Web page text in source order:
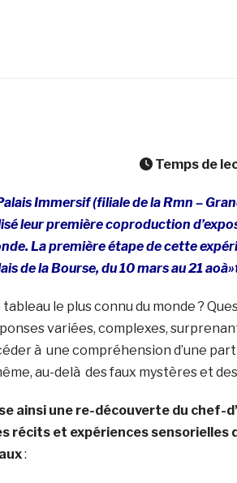
Temps de
Immersif (filiale de la Rmn –
leur première coproduction
La première étape de cette
de la Bourse, du 10 mars au 21
le plus connu du monde ?
variées, complexes,
à une compréhension d’une
au-delà des faux mystères et
ainsi une re-découverte du chef-
récits et expériences sensorielles
: